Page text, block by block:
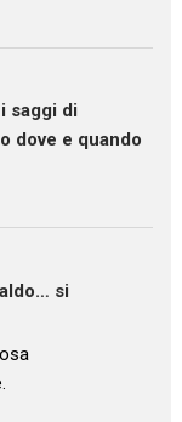
saggi di
dove e quando
si